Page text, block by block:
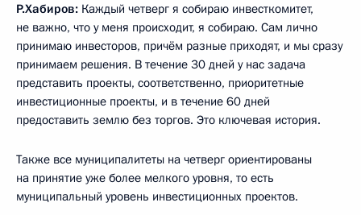
Р.Хабиров: Каждый четверг я собираю инвесткомитет,
не важно, что у меня происходит, я собираю. Сам лично
принимаю инвесторов, причём разные приходят, и мы сразу
принимаем решения. В течение 30 дней у нас задача
представить проекты, соответственно, приоритетные
инвестиционные проекты, и в течение 60 дней
предоставить землю без торгов. Это ключевая история.
Также все муниципалитеты на четверг ориентированы
на принятие уже более мелкого уровня, то есть
муниципальный уровень инвестиционных проектов.